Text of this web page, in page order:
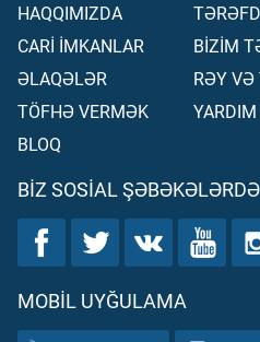
HAQQIMIZDA
CARİ İMKANLAR
ƏLAQƏLƏR
TÖFHƏ VERMƏK
BLOQ
BİZİM
RƏY VƏ
BIZ SOSIAL ŞƏBƏKƏLƏRDƏ
MOBIL UYĞULAMA